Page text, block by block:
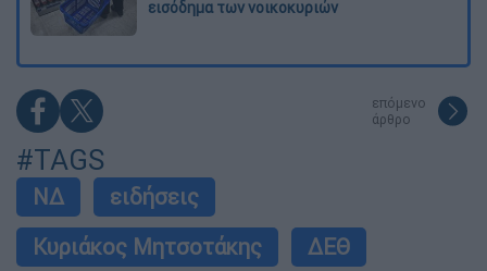
εισόδημα των νοικοκυριών
επόμενο
άρθρο
#TAGS
ΝΔ
ειδήσεις
Κυριάκος Μητσοτάκης
ΔΕΘ